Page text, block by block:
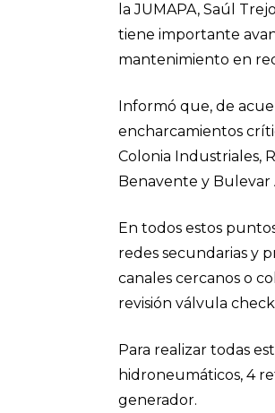
la JUMAPA, Saúl
tiene importante
mantenimiento en
Informó que, de
encharcamientos
Colonia Industriales,
Benavente y Bulevar
En todos estos
redes secundarias y
canales cercanos o
revisión válvula
Para realizar todas
hidroneumáticos, 4
generador.